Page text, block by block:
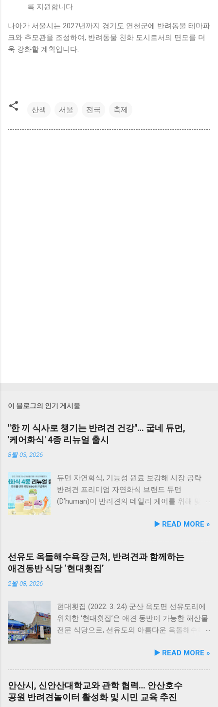
록 지원합니다.
나아가 서울시는 2027년까지 경기도 연천군에 반려동물 테마파
크와 추모관을 조성하여, 반려동물 친화 도시로서의 면모를 더
욱 강화할 계획입니다.
산책 서울 전국 축제
이 블로그의 인기 게시물
"한 끼 식사로 챙기는 반려견 건강"… 굽네 듀먼,
'케어화식' 4종 리뉴얼 출시
8월 03, 2026
듀먼 자연화식, 기능성 원료 보강해 시장 공략
반려견 프리미엄 자연화식 브랜드 듀먼
(D’human)이 반려견의 데일리 케어를 위해 맞춤
얼 출시했다고 3일 발표했다. 주요 건강 고민 맞
강 고민을 식사만으로 간편하게 관리할 수 있도
록 설계된 점이 핵심이다. 기존 레시피의 기호
수 있는 데일리 영양 케어 제품으로 업그레이드
됐다. 리뉴얼 라인업은 국내산 닭가슴살을 베이
스로 영역별 기능성 성분을 더한 4종으로 구성
홍합, 보스웰리아, 상어 연골을 배합해 관절과
슬을 배합해 눈 건강과 항산화를 돕는다. 닭가슴
살&연어 빛나는 피모 : 오메가-3가 풍부한 연어
▶️ READ MORE »
선유도 옥돌해수욕장 근처, 반려견과 함께하는
애견동반 식당 ‘현대횟집’
2월 08, 2026
현대횟집 (2022. 3. 24) 군산 옥도면 선유도리에
위치한 ‘현대횟집’은 애견 동반이 가능한 해산물
전문 식당으로, 선유도의 아름다운 옥돌해수욕
즐기기에 안성맞춤인 곳입니다. 옥돌해수욕장
지요. 옥돌해수욕장 풍경 현대횟집은 해수욕장
입구 부근에 자리해 있어 산책 후 편안하게 식사
▶️ READ MORE »
안산시, 신안산대학교와 관학 협력… 안산호수
공원 반려견놀이터 활성화 및 시민 교육 추진